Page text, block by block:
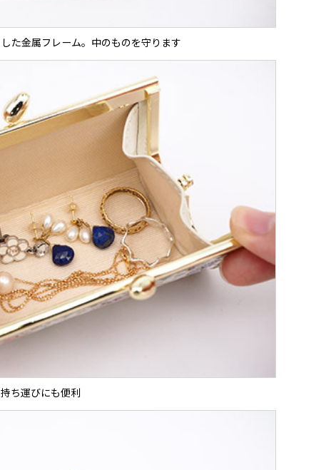
た金属フレーム。中のものを守ります
ち運びにも便利